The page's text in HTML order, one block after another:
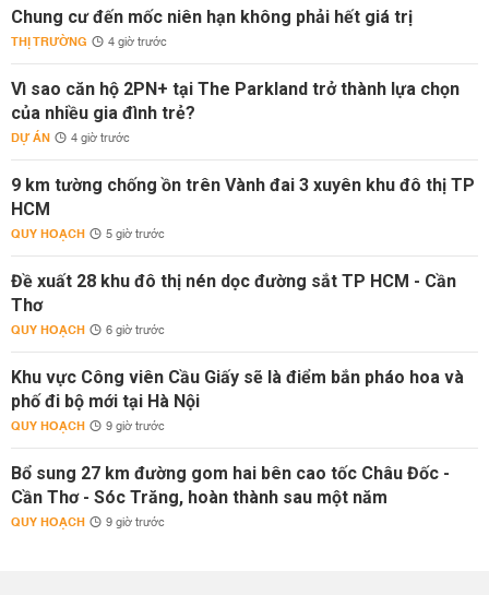
Chung cư đến mốc niên hạn không phải hết giá trị
THỊ TRƯỜNG 4 giờ trước
Vì sao căn hộ 2PN+ tại The Parkland trở thành lựa chọn
của nhiều gia đình trẻ?
DỰ ÁN 4 giờ trước
9 km tường chống ồn trên Vành đai 3 xuyên khu đô thị TP
HCM
QUY HOẠCH 5 giờ trước
Đề xuất 28 khu đô thị nén dọc đường sắt TP HCM - Cần
Thơ
QUY HOẠCH 6 giờ trước
Khu vực Công viên Cầu Giấy sẽ là điểm bắn pháo hoa và
phố đi bộ mới tại Hà Nội
QUY HOẠCH 9 giờ trước
Bổ sung 27 km đường gom hai bên cao tốc Châu Đốc -
Cần Thơ - Sóc Trăng, hoàn thành sau một năm
QUY HOẠCH 9 giờ trước